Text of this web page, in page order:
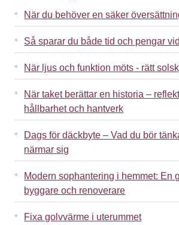
När du behöver en säker
Så sparar du både tid och pengar
När ljus och funktion möts - rätt
När taket berättar en historia –
hållbarhet och hantverk
Dags för däckbyte – Vad du bör
närmar sig
Modern sophantering i hemmet: En
byggare och renoverare
Fixa golvvärme i uterummet